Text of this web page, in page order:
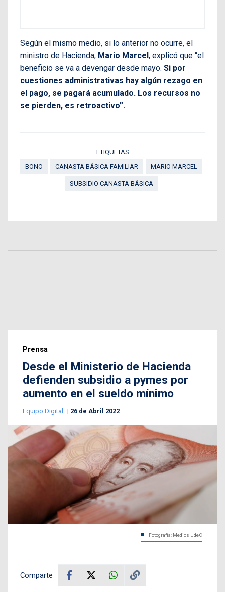
Según el mismo medio, si lo anterior no ocurre, el
ministro de Hacienda, Mario Marcel , explicó que “el
beneficio se va a devengar desde mayo. Si por
cuestiones administrativas hay algún rezago en
el pago, se pagará acumulado. Los recursos no
se pierden, es retroactivo”.
ETIQUETAS
BONO
CANASTA BÁSICA FAMILIAR MARIO MARCEL
SUBSIDIO CANASTA BÁSICA
Prensa
Desde el Ministerio de Hacienda
defienden subsidio a pymes por
aumento en el sueldo mínimo
Equipo Digital 26 de Abril 2022
Fotografía: Medios UdeC
Comparte